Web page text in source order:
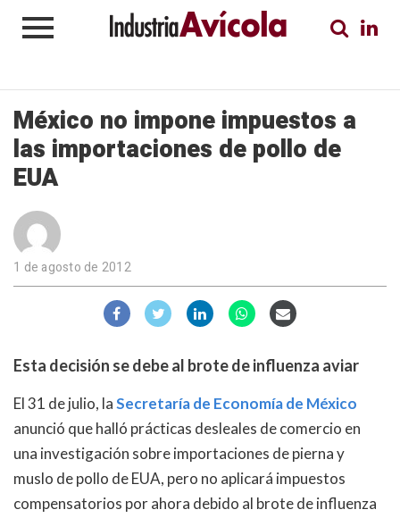
México no impone impuestos a
las importaciones de pollo de
EUA
1 de agosto de 2012
Esta decisión se debe al brote de influenza aviar
El 31 de julio, laSecretaría de Economía de México
anunció que halló prácticas desleales de comercio en
una investigación sobre importaciones de pierna y
muslo de pollo de EUA, pero no aplicará impuestos
compensatorios por ahora debido al brote de influenza